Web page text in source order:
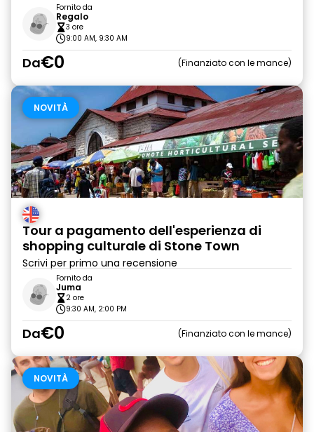
Fornito da
Regalo
3 ore
9:00 AM, 9:30 AM
Da€0 Finanziato con le mance
NOVITÀ
Tour a pagamento dell'esperienza di
shopping culturale di Stone Town
Scrivi per primo una recensione
Fornito da
Juma
2 ore
9:30 AM, 2:00 PM
Da€0 Finanziato con le mance
NOVITÀ